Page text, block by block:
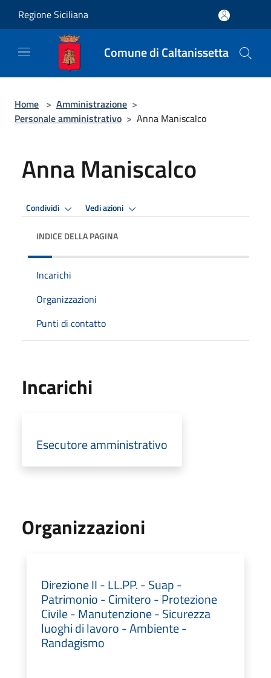
Regione Siciliana
Comune di Caltanissetta
Home > Amministrazione >
Personale amministrativo > Anna Maniscalco
Anna Maniscalco
Condividi Vedi azioni
INDICE DELLA PAGINA
Incarichi
Organizzazioni
Punti di contatto
Incarichi
Esecutore amministrativo
Organizzazioni
Direzione II - LL.PP. - Suap -
Patrimonio - Cimitero - Protezione
Civile - Manutenzione - Sicurezza
luoghi di lavoro - Ambiente -
Randagismo